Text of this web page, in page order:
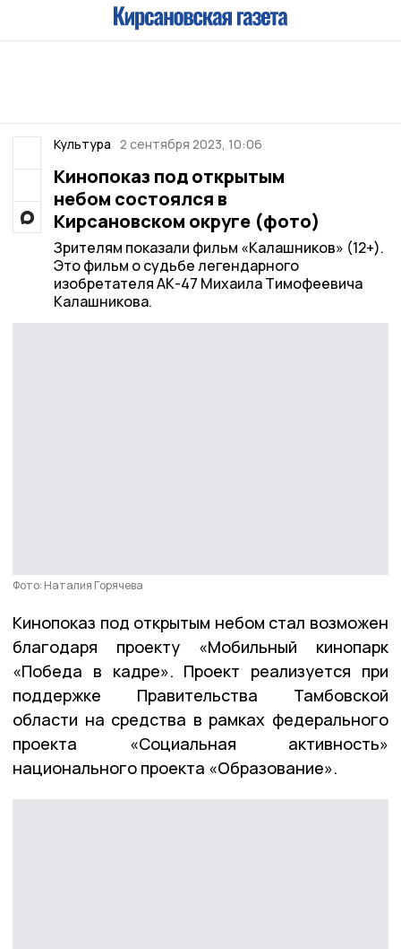
Культура 2 сентября 2023, 10:06
Кинопоказ под открытым
небом состоялся в
Кирсановском округе (фото)
Зрителям показали фильм «Калашников» (12+).
Это фильм о судьбе легендарного
изобретателя АК-47 Михаила Тимофеевича
Калашникова.
Фото: Наталия Горячева
Кинопоказ под открытым небом стал возможен
благодаря проекту «Мобильный кинопарк
«Победа в кадре». Проект реализуется при
поддержке Правительства Тамбовской
области на средства в рамках федерального
проекта «Социальная активность»
национального проекта «Образование».